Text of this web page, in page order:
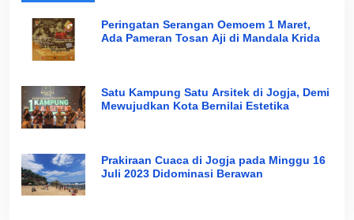
Peringatan Serangan Oemoem 1 Maret,
Ada Pameran Tosan Aji di Mandala Krida
Satu Kampung Satu Arsitek di Jogja, Demi
Mewujudkan Kota Bernilai Estetika
Prakiraan Cuaca di Jogja pada Minggu 16
Juli 2023 Didominasi Berawan